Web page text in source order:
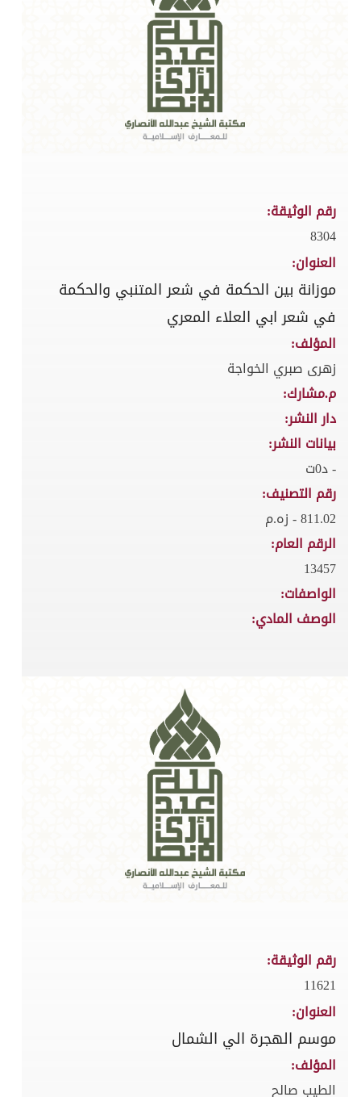
رقم الوثيقة:
8304
العنوان:
موزانة بين الحكمة في شعر المتنبي والحكمة
في شعر ابي العلاء المعري
المؤلف:
زهرى صبري الخواجة
م.مشارك:
دار النشر:
بيانات النشر:
- د0ت
رقم التصنيف:
811.02 - زه.م
الرقم العام:
13457
الواصفات:
الوصف المادي:
رقم الوثيقة:
11621
العنوان:
موسم الهجرة الي الشمال
المؤلف:
الطيب صالح